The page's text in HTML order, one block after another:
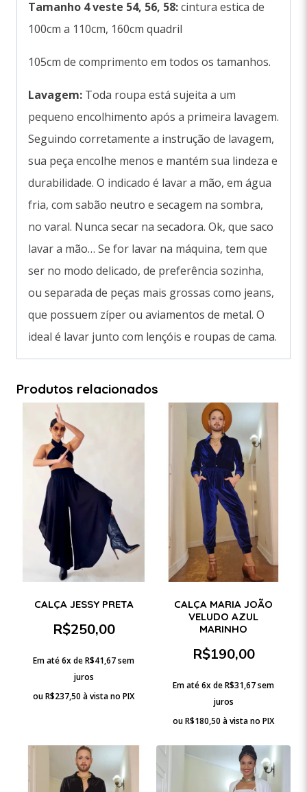
Tamanho 4 veste 54, 56, 58:cintura estica de
100cm a 110cm, 160cm quadril
105cm de comprimento em todos os tamanhos.
Lavagem: Toda roupa está sujeita a um
pequeno encolhimento após a primeira lavagem.
Seguindo corretamente a instrução de lavagem,
sua peça encolhe menos e mantém sua lindeza e
durabilidade. O indicado é lavar a mão, em água
fria, com sabão neutro e secagem na sombra,
no varal. Nunca secar na secadora. Ok, que saco
lavar a mão… Se for lavar na máquina, tem que
ser no modo delicado, de preferência sozinha,
ou separada de peças mais grossas como jeans,
que possuem zíper ou aviamentos de metal. O
ideal é lavar junto com lençóis e roupas de cama.
Produtos relacionados
CALÇA JESSY PRETA
R$250,00
Em até 6x deR$41,67sem
juros
ouR$237,50 à vista no PIX
CALÇA MARIA JOÃO
VELUDO AZUL
MARINHO
R$190,00
Em até 6x deR$31,67sem
juros
ouR$180,50 à vista no PIX